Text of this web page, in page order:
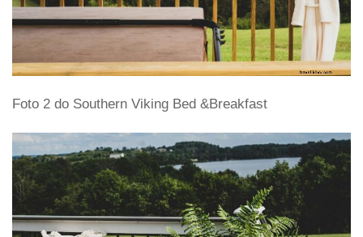
Foto 2 do Southern Viking Bed &Breakfast